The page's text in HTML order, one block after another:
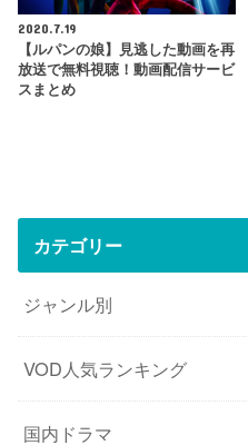
2020.7.19
【ルパンの娘】見逃した動画を再
放送で無料視聴！動画配信サービ
スまとめ
カテゴリー
ジャンル別
VOD人気ランキング
国内ドラマ